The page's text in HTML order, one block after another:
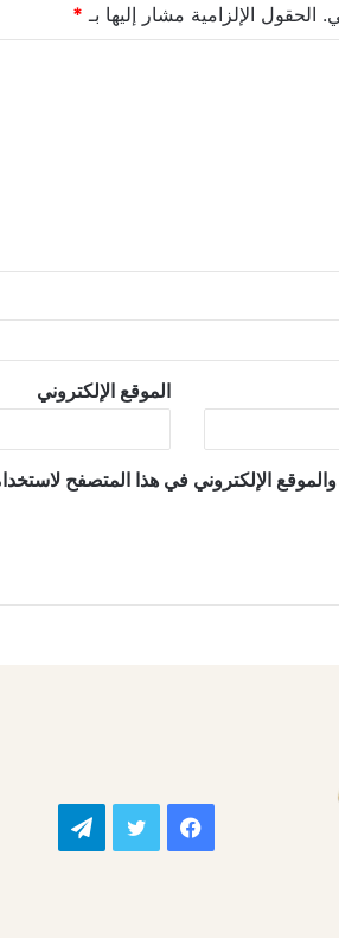
الحقول الإلزامية مشار إليها بـ *
الموقع الإلكتروني
الإلكتروني في هذا المتصفح
فيسبوك تويتر تيلقرام